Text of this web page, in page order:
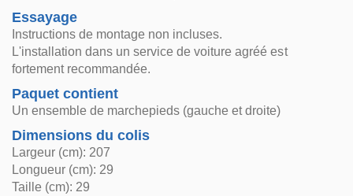
Essayage
Instructions de montage non incluses.
L'installation dans un service de voiture agréé est
fortement recommandée.
Paquet contient
Un ensemble de marchepieds (gauche et droite)
Dimensions du colis
Largeur (cm): 207
Longueur (cm): 29
Taille (cm): 29